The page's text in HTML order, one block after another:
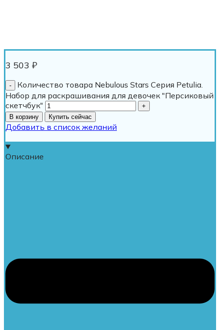
3 503 ₽
Количество товара Nebulous Stars Серия Petulia.
Набор для раскрашивания для девочек "Персиковый
скетчбук"
В корзину Купить сейчас
Добавить в список желаний
Описание